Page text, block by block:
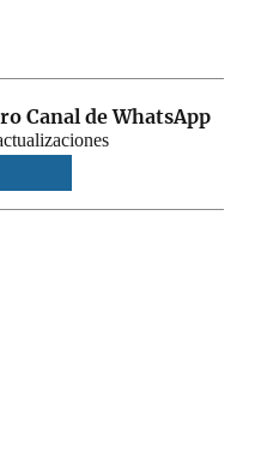
Canal de WhatsApp